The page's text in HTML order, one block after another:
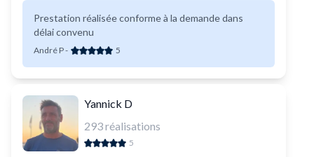
Prestation réalisée conforme à la demande dans
délai convenu
André P- 5
Yannick D
293réalisations
5